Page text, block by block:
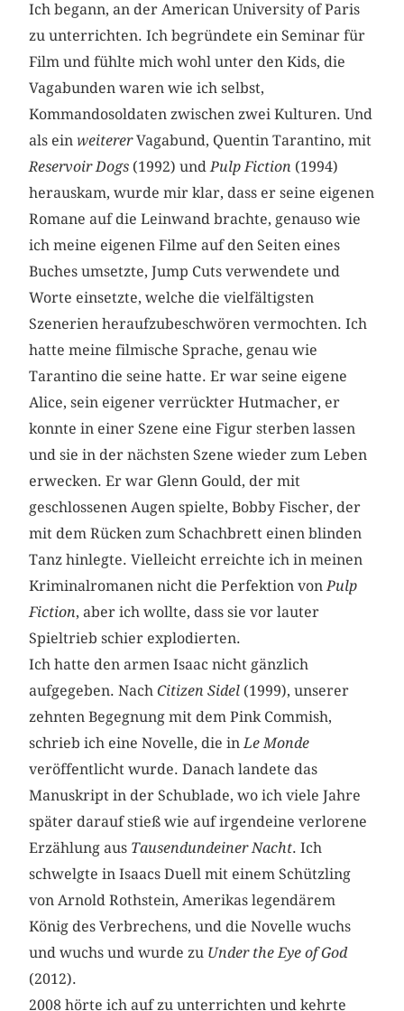
Ich begann, an der American University of Paris
zu unterrichten. Ich begründete ein Seminar für
Film und fühlte mich wohl unter den Kids, die
Vagabunden waren wie ich selbst,
Kommandosoldaten zwischen zwei Kulturen. Und
als einweitererVagabund, Quentin Tarantino, mit
Reservoir Dogs (1992) undPulp Fiction (1994)
herauskam, wurde mir klar, dass er seine eigenen
Romane auf die Leinwand brachte, genauso wie
ich meine eigenen Filme auf den Seiten eines
Buches umsetzte, Jump Cuts verwendete und
Worte einsetzte, welche die vielfältigsten
Szenerien heraufzubeschwören vermochten. Ich
hatte meine filmische Sprache, genau wie
Tarantino die seine hatte. Er war seine eigene
Alice, sein eigener verrückter Hutmacher, er
konnte in einer Szene eine Figur sterben lassen
und sie in der nächsten Szene wieder zum Leben
erwecken. Er war Glenn Gould, der mit
geschlossenen Augen spielte, Bobby Fischer, der
mit dem Rücken zum Schachbrett einen blinden
Tanz hinlegte. Vielleicht erreichte ich in meinen
Kriminalromanen nicht die Perfektion vonPulp
Fiction, aber ich wollte, dass sie vor lauter
Spieltrieb schier explodierten.
Ich hatte den armen Isaac nicht gänzlich
aufgegeben. NachCitizen Sidel (1999), unserer
zehnten Begegnung mit dem Pink Commish,
schrieb ich eine Novelle, die inLe Monde
veröffentlicht wurde. Danach landete das
Manuskript in der Schublade, wo ich viele Jahre
später darauf stieß wie auf irgendeine verlorene
Erzählung aus Tausendundeiner Nacht. Ich
schwelgte in Isaacs Duell mit einem Schützling
von Arnold Rothstein, Amerikas legendärem
König des Verbrechens, und die Novelle wuchs
und wuchs und wurde zu Under the Eye of God
(2012).
2008 hörte ich auf zu unterrichten und kehrte